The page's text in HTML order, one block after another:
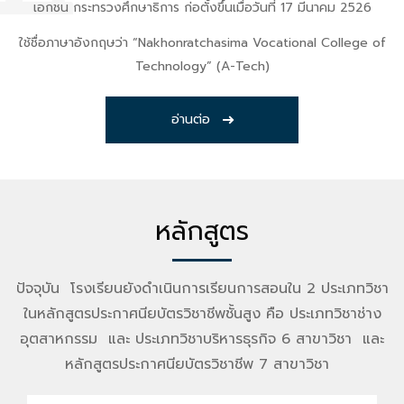
เอกชน กระทรวงศึกษาธิการ ก่อตั้งขึ้นเมื่อวันที่ 17 มีนาคม 2526
ใช้ชื่อภาษาอังกฤษว่า “Nakhonratchasima Vocational College of
Technology” (A-Tech)
อ่านต่อ
หลักสูตร
ปัจจุบัน โรงเรียนยังดำเนินการเรียนการสอนใน 2 ประเภทวิชา
ในหลักสูตรประกาศนียบัตรวิชาชีพชั้นสูง คือ ประเภทวิชาช่าง
อุตสาหกรรม และ ประเภทวิชาบริหารธุรกิจ 6 สาขาวิชา และ
หลักสูตรประกาศนียบัตรวิชาชีพ 7 สาขาวิชา